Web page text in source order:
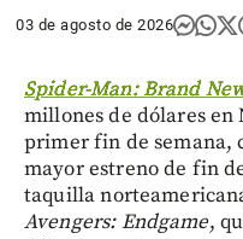
03 de agosto de 2026
Spider-Man: Brand
millones de dólares
primer fin de semana,
mayor estreno de fin
taquilla
Avengers: Endgame,